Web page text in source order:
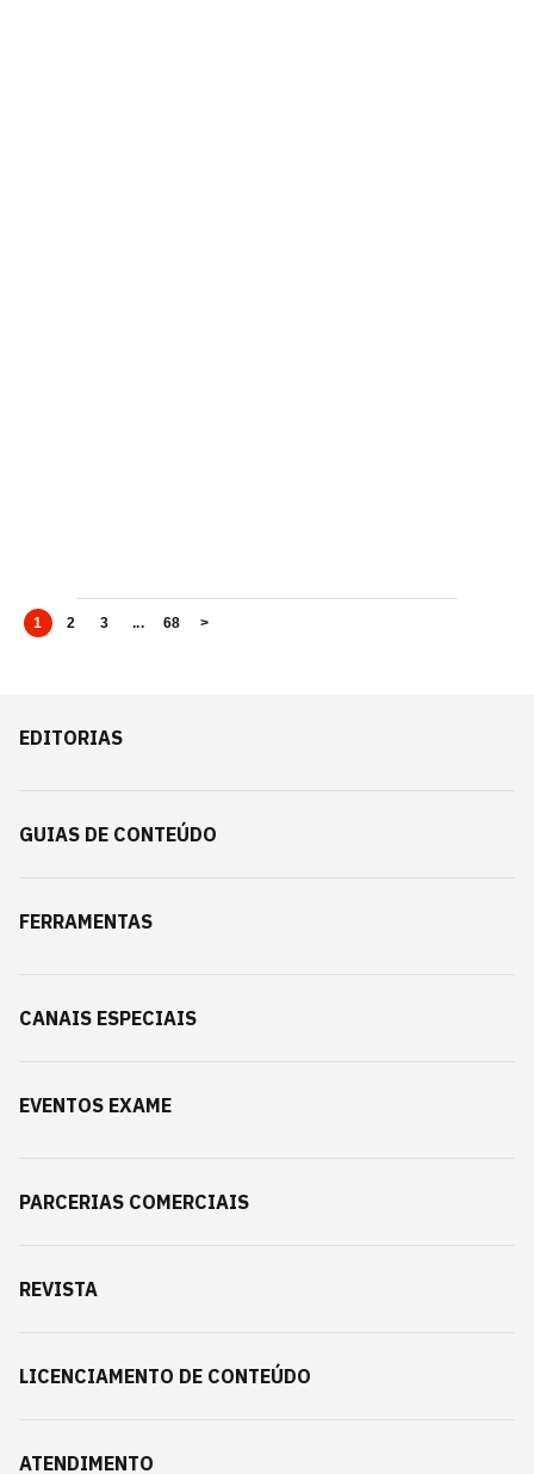
1 2 3 ... 68 >
EDITORIAS
GUIAS DE CONTEÚDO
FERRAMENTAS
CANAIS ESPECIAIS
EVENTOS EXAME
PARCERIAS COMERCIAIS
REVISTA
LICENCIAMENTO DE CONTEÚDO
ATENDIMENTO